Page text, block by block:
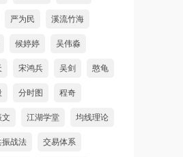
严为民 溪流竹海
候婷婷 吴伟淼
宋鸿兵 吴剑 憨龟
分时图 程奇
文 江湖学堂 均线理论
振战法 交易体系